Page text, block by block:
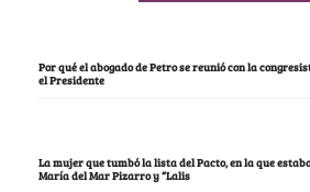
Por qué el abogado de Petro se reunió con la
el Presidente
La mujer que tumbó la lista del Pacto, en la que
María del Mar Pizarro y “Lalis